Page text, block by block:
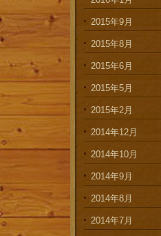
2015年9月
2015年8月
2015年6月
2015年5月
2015年2月
2014年12月
2014年10月
2014年9月
2014年8月
2014年7月